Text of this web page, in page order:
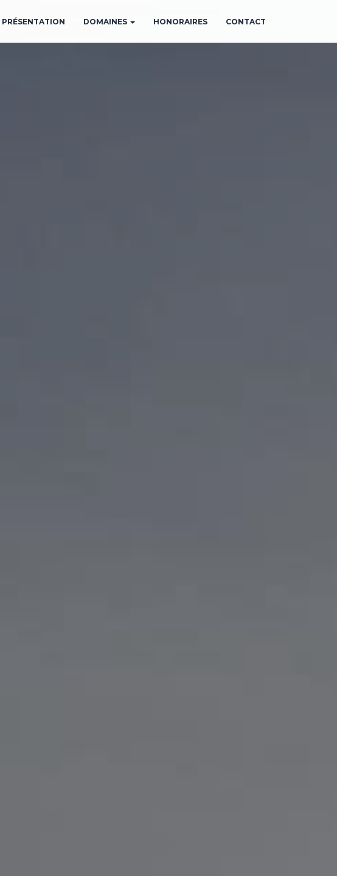
PRÉSENTATION DOMAINES HONORAIRES CONTACT